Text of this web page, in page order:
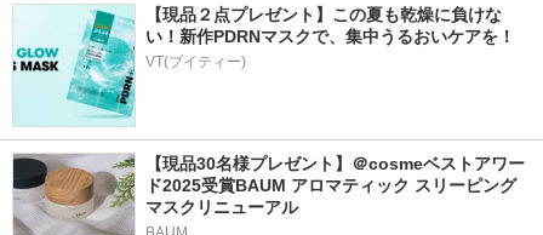
【現品２点プレゼント】この夏も乾燥に負けな
い！新作PDRNマスクで、集中うるおいケアを！
VT(ブイティー)
【現品30名様プレゼント】＠cosmeベストアワー
ド2025受賞BAUM アロマティック スリーピング
マスクリニューアル